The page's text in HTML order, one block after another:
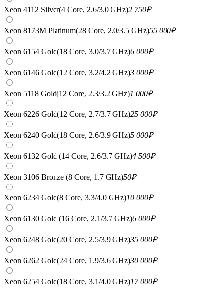
Xeon 4112 Silver(4 Core, 2.6/3.0 GHz)2 750₽
Xeon 8173M Platinum(28 Core, 2.0/3.5 GHz)55 000₽
Xeon 6154 Gold(18 Core, 3.0/3.7 GHz)6 000₽
Xeon 6146 Gold(12 Core, 3.2/4.2 GHz)3 000₽
Xeon 5118 Gold(12 Core, 2.3/3.2 GHz)1 000₽
Xeon 6226 Gold(12 Core, 2.7/3.7 GHz)25 000₽
Xeon 6240 Gold(18 Core, 2.6/3.9 GHz)5 000₽
Xeon 6132 Gold (14 Core, 2.6/3.7 GHz)4 500₽
Xeon 3106 Bronze (8 Core, 1.7 GHz)50₽
Xeon 6234 Gold(8 Core, 3.3/4.0 GHz)10 000₽
Xeon 6130 Gold (16 Core, 2.1/3.7 GHz)6 000₽
Xeon 6248 Gold(20 Core, 2.5/3.9 GHz)35 000₽
Xeon 6262 Gold(24 Core, 1.9/3.6 GHz)30 000₽
Xeon 6254 Gold(18 Core, 3.1/4.0 GHz)17 000₽